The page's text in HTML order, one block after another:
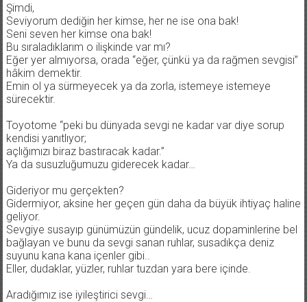
Şimdi,
Seviyorum dediğin her kimse, her ne ise ona bak!
Seni seven her kimse ona bak!
Bu sıraladıklarım o ilişkinde var mı?
Eğer yer almıyorsa, orada “eğer, çünkü ya da rağmen sevgisi”
hâkim demektir.
Emin ol ya sürmeyecek ya da zorla, istemeye istemeye
sürecektir.
Toyotome “peki bu dünyada sevgi ne kadar var diye sorup
kendisi yanıtlıyor;
açlığımızı biraz bastıracak kadar.”
Ya da susuzluğumuzu giderecek kadar…
Gideriyor mu gerçekten?
Gidermiyor, aksine her geçen gün daha da büyük ihtiyaç haline
geliyor.
Sevgiye susayıp günümüzün gündelik, ucuz dopaminlerine bel
bağlayan ve bunu da sevgi sanan ruhlar, susadıkça deniz
suyunu kana kana içenler gibi..
Eller, dudaklar, yüzler, ruhlar tuzdan yara bere içinde.
Aradığımız ise iyileştirici sevgi…